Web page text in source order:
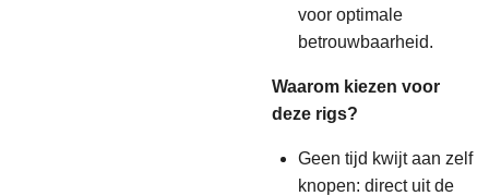
voor optimale
betrouwbaarheid.
Waarom kiezen voor
deze rigs?
Geen tijd kwijt aan zelf
knopen: direct uit de